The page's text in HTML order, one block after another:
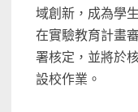
域創新，成為學
在實驗教育計畫
署核定，並將於
設校作業。